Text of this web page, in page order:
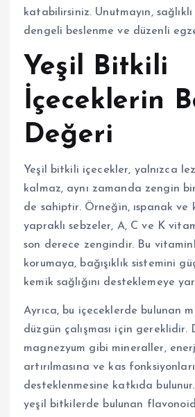
katabilirsiniz. Unutmayın,
dengeli beslenme ve düzenli
Yeşil Bitkili
İçeceklerin
Değeri
Yeşil bitkili içecekler, yalnızca
kalmaz, aynı zamanda zengin
de sahiptir. Örneğin, ıspanak ve
yapraklı sebzeler, A, C ve K
son derece zengindir. Bu
korumaya, bağışıklık sistemini
kemik sağlığını desteklemeye
Ayrıca, bu içeceklerde bulunan
düzgün çalışması için gereklidir.
magnezyum gibi mineraller,
artırılmasına ve kas
desteklenmesine katkıda bulunur.
yeşil bitkilerde bulunan